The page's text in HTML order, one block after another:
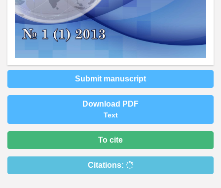
Submit manuscript
Download PDF
Text
To cite
Citations: